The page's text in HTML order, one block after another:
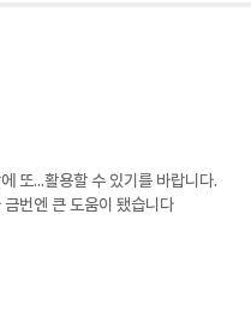
또...활용할 수 있기를 바랍니다.
번엔 큰 도움이 됐습니다